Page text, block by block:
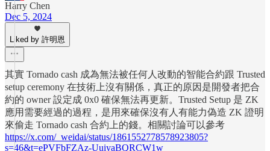
Harry Chen
Dec 5, 2024
Liked by 許明恩
其實 Tornado cash 成為無法被任何人改動的智能合約跟 Trusted
setup ceremony 在技術上沒有關係，真正的原因是開發者把合
約的 owner 設定成 0x0 確保無法再更新。Trusted Setup 是 ZK
應用需要經過的過程，是用來確保沒有人有能力偽造 ZK 證明
來偷走 Tornado cash 合約上的錢。相關討論可以參考
https://x.com/_weidai/status/1861552778578923805?
s=46&t=ePVFbFZAz-UuiyaBQRCW1w